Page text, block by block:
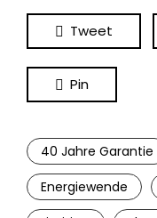
Tweet
Pin
40 Jahre Garantie
Energiewende